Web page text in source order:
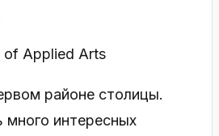
of Applied Arts
районе столицы.
интересных